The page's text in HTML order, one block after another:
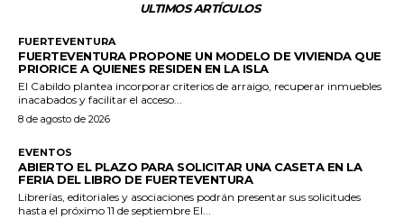
ULTIMOS ARTÍCULOS
FUERTEVENTURA
FUERTEVENTURA PROPONE UN MODELO DE VIVIENDA QUE
PRIORICE A QUIENES RESIDEN EN LA ISLA
El Cabildo plantea incorporar criterios de arraigo, recuperar inmuebles
inacabados y facilitar el acceso...
8 de agosto de 2026
EVENTOS
ABIERTO EL PLAZO PARA SOLICITAR UNA CASETA EN LA
FERIA DEL LIBRO DE FUERTEVENTURA
Librerías, editoriales y asociaciones podrán presentar sus solicitudes
hasta el próximo 11 de septiembre El...